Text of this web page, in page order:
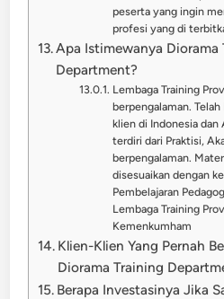
peserta yang ingin
profesi yang di
Apa Istimewanya Diorama
Department?
Lembaga Training
berpengalaman.
klien di Indonesia dan
terdiri dari Praktisi,
berpengalaman.
disesuaikan dengan
Pembelajaran
Lembaga Training
Kemenkumham
Klien-Klien Yang Pernah
Diorama Training
Berapa Investasinya Jika